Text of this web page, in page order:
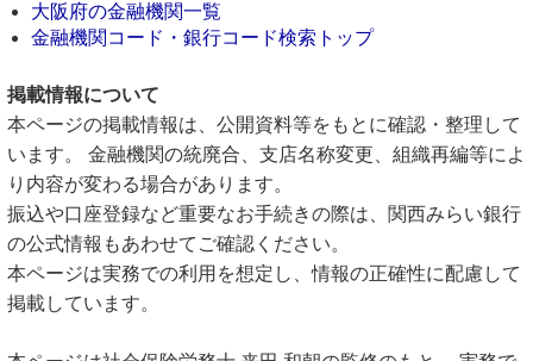
大阪府の金融機関一覧
金融機関コード・銀行コード検索トップ
掲載情報について
本ページの掲載情報は、公開資料等をもとに確認・整理して
います。 金融機関の統廃合、支店名称変更、組織再編等によ
り内容が変わる場合があります。
振込や口座登録など重要なお手続きの際は、関西みらい銀行
の公式情報もあわせてご確認ください。
本ページは実務での利用を想定し、情報の正確性に配慮して
掲載しています。